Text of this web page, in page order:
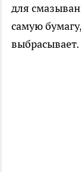
для
самую
выбрасывает.